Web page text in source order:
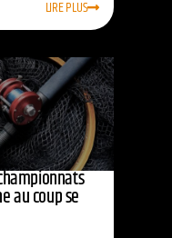
LIRE PLUS
au coup se